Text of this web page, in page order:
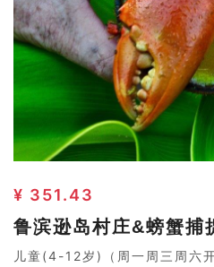
¥ 351.43
儿童(4-12岁)（周一周三周六